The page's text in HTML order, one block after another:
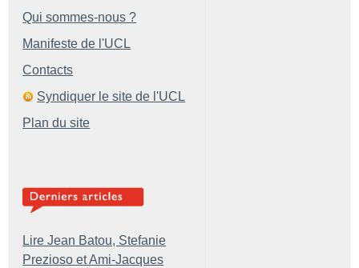
Qui sommes-nous ?
Manifeste de l'UCL
Contacts
Syndiquer le site de l'UCL
Plan du site
Lire Jean Batou, Stefanie
Prezioso et Ami-Jacques